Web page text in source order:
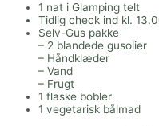
1 nat i Glamping telt
Tidlig check ind kl.
Selv-Gus pakke
– 2 blandede gusolier
– Håndklæder
– Vand
– Frugt
1 flaske bobler
1 vegetarisk bålmad